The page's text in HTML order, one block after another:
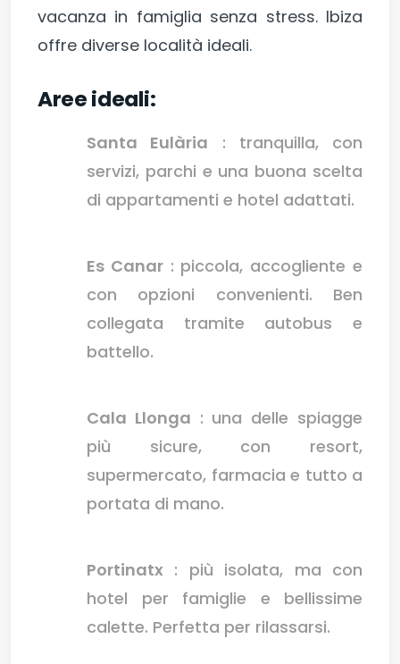
vacanza in famiglia senza stress. Ibiza
offre diverse località ideali.
Aree ideali:
Santa Eulària : tranquilla, con
servizi, parchi e una buona scelta
di appartamenti e hotel adattati.
Es Canar: piccola, accogliente e
con opzioni convenienti. Ben
collegata tramite autobus e
battello.
Cala Llonga : una delle spiagge
più sicure, con resort,
supermercato, farmacia e tutto a
portata di mano.
Portinatx : più isolata, ma con
hotel per famiglie e bellissime
calette. Perfetta per rilassarsi.